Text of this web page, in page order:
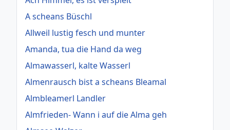
A scheans Büschl
Allweil lustig fesch und munter
Amanda, tua die Hand da weg
Almawasserl, kalte Wasserl
Almenrausch bist a scheans Bleamal
Almbleamerl Landler
Almfrieden- Wann i auf die Alma geh